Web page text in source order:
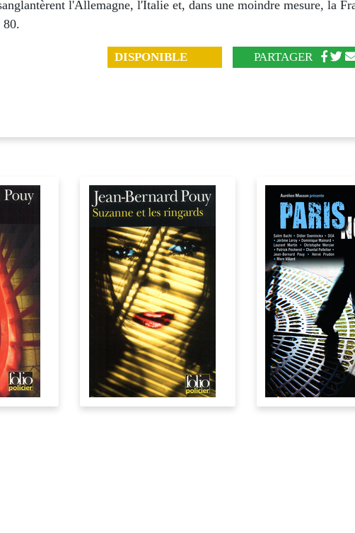
l'Allemagne, l'Italie et, dans une moindre mesure, la
80.
DISPONIBLE PARTAGER